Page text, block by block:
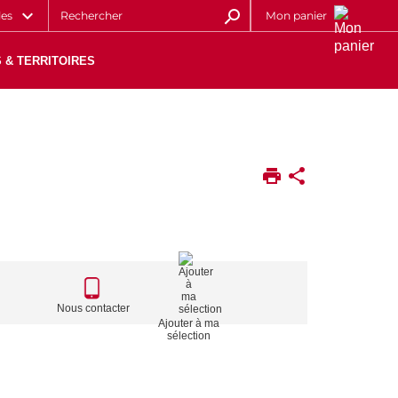
Mon panier
& TERRITOIRES
CALL
TO
ACTIONS
Nous contacter
Ajouter à ma
sélection